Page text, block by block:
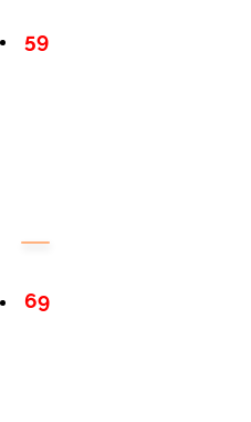
59
69